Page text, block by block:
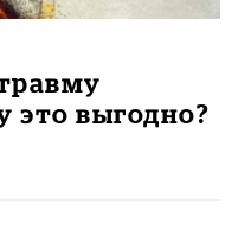
это выгодно?